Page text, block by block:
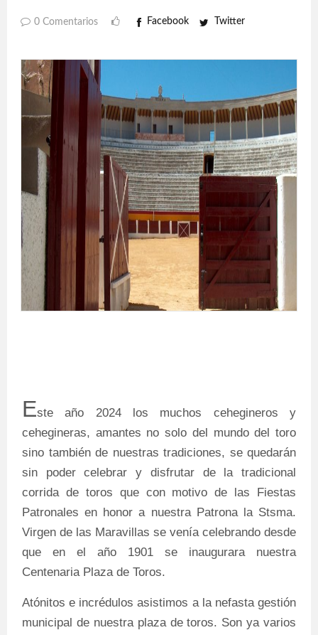
0 Comentarios Facebook Twitter
Este año 2024 los muchos cehegineros y
cehegineras, amantes no solo del mundo del toro
sino también de nuestras tradiciones, se quedarán
sin poder celebrar y disfrutar de la tradicional
corrida de toros que con motivo de las Fiestas
Patronales en honor a nuestra Patrona la Stsma.
Virgen de las Maravillas se venía celebrando desde
que en el año 1901 se inaugurara nuestra
Centenaria Plaza de Toros.
Atónitos e incrédulos asistimos a la nefasta gestión
municipal de nuestra plaza de toros. Son ya varios